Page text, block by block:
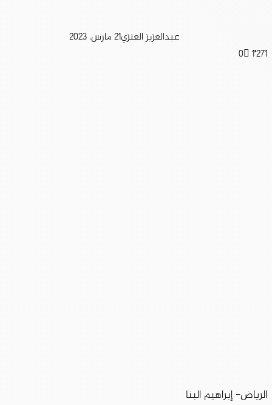
عبدالعزيز العنزي21 مارس، 2023
0 1٬271
الرياض- إبراهيم البنا